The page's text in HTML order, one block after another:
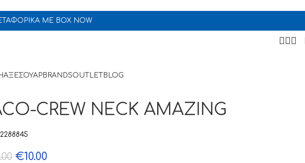
ΜΕ BOX NOW
ΑΞΕΣΟΥΑΡ BRANDSOUTLET BLOG
CREW NECK AMAZING
2288845
€10.00